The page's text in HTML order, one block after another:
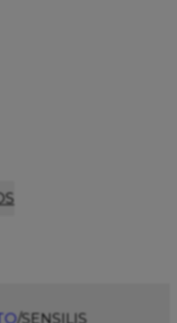
/SENSILIS